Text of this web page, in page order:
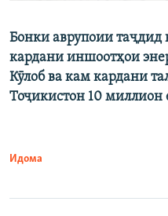
Бонки аврупоии таҷдид
кардани иншоотҳои
Кӯлоб ва кам кардани
Тоҷикистон 10 миллион
Идома